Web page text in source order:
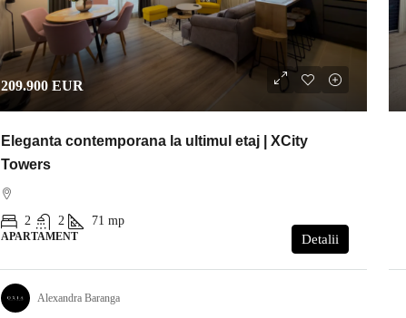
209.900 EUR
Eleganta contemporana la ultimul etaj | XCity
Towers
2 2 71 mp
APARTAMENT Detalii
Alexandra Baranga